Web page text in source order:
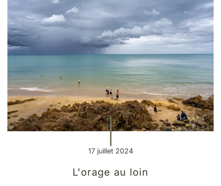
17 juillet 2024
L'orage au loin